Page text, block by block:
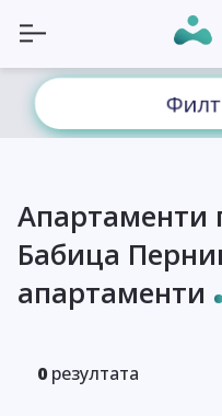
Апартаменти
Бабица
апартаменти
0 резултата